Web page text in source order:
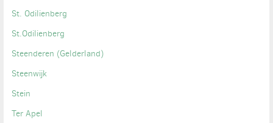
St. Odilienberg
St.Odilienberg
Steenderen (Gelderland)
Steenwijk
Stein
Ter Apel